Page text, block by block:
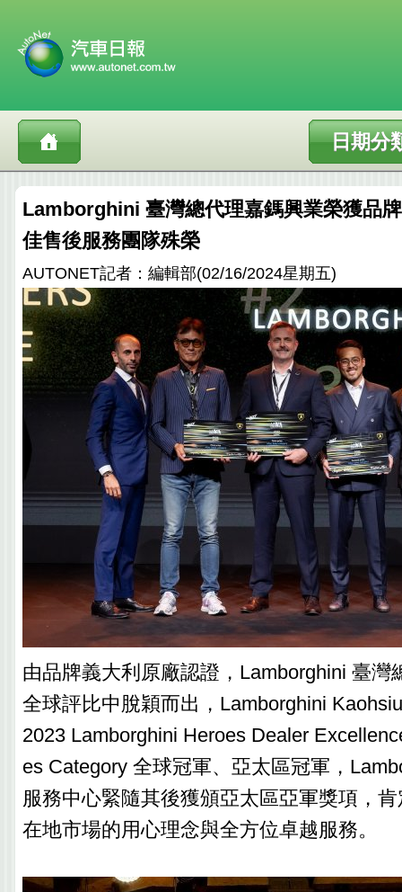
日期分
Lamborghini 臺灣總代理嘉鎷興業榮獲品
佳售後服務團隊殊榮
AUTONET記者：編輯部(02/16/2024星期五)
由品牌義大利原廠認證，Lamborghini 臺灣
全球評比中脫穎而出，Lamborghini
2023 Lamborghini Heroes Dealer
es Category 全球冠軍、亞太區冠軍，
服務中心緊隨其後獲頒亞太區亞軍獎項，
在地市場的用心理念與全方位卓越服務。